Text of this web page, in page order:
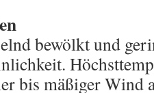
bewölkt und
bis mäßiger Wind